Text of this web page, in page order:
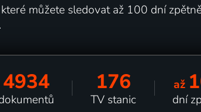
můžete sledovat až 100 dní
4934 176
TV stanic
až
dní